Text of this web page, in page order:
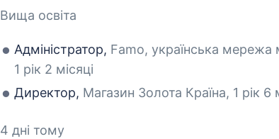
Вища освіта
Адміністратор, Famo, українська мережа
1 рік 2 місяці
Директор, Магазин Золота Країна, 1 рік 6
4 дні тому